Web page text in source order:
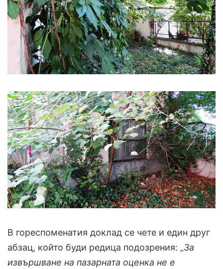
В гореспоменатия доклад се чете и един друг
абзац, който буди редица подозрения: „За
извършване на пазарната оценка не е